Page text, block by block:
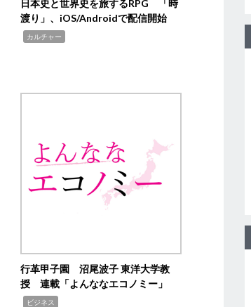
日本史と世界史を旅するRPG 「時
渡り」、iOS/Androidで配信開始
カルチャー
行革甲子園 沼尾波子 東洋大学教
授 連載「よんななエコノミー」
ビジネス